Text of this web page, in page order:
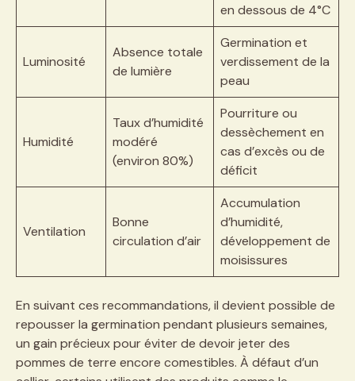
en dessous de 4°C
Luminosité
Absence totale
de lumière
Germination et
verdissement de la
peau
Humidité
Taux d’humidité
modéré
(environ 80%)
Pourriture ou
dessèchement en
cas d’excès ou de
déficit
Ventilation
Bonne
circulation d’air
Accumulation
d’humidité,
développement de
moisissures
En suivant ces recommandations, il devient possible de
repousser la germination pendant plusieurs semaines,
un gain précieux pour éviter de devoir jeter des
pommes de terre encore comestibles. À défaut d’un